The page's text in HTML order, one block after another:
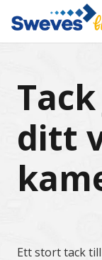
ditt
Ett stort tack